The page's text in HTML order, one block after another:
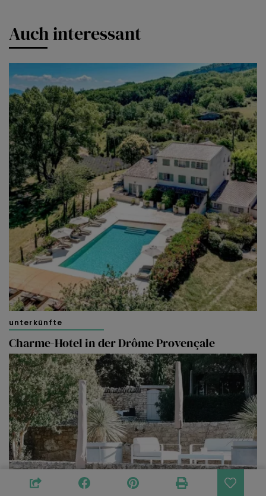
Auch interessant
unterkünfte
Charme-Hotel in der Drôme Provençale